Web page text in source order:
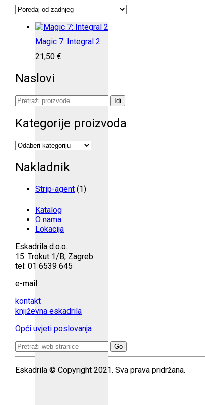
Magic 7: Integral 2
21,50 €
Naslovi
Pretraži: Idi
Kategorije proizvoda
Nakladnik
Strip-agent (1)
Katalog
O nama
Lokacija
Eskadrila d.o.o.
15. Trokut 1/B, Zagreb
tel: 01 6539 645
e-mail:
kontakt
književna eskadrila
Opći uvjeti poslovanja
Search
for:
Eskadrila © Copyright 2021. Sva prava pridržana.